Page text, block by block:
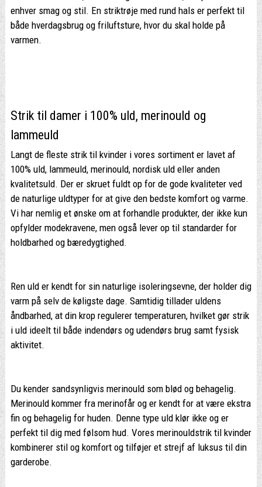
enhver smag og stil. En striktrøje med rund hals er perfekt til
både hverdagsbrug og friluftsture, hvor du skal holde på
varmen.
Strik til damer i 100% uld, merinould og
lammeuld
Langt de fleste strik til kvinder i vores sortiment er lavet af
100% uld, lammeuld, merinould, nordisk uld eller anden
kvalitetsuld. Der er skruet fuldt op for de gode kvaliteter ved
de naturlige uldtyper for at give den bedste komfort og varme.
Vi har nemlig et ønske om at forhandle produkter, der ikke kun
opfylder modekravene, men også lever op til standarder for
holdbarhed og bæredygtighed.
Ren uld er kendt for sin naturlige isoleringsevne, der holder dig
varm på selv de køligste dage. Samtidig tillader uldens
åndbarhed, at din krop regulerer temperaturen, hvilket gør strik
i uld ideelt til både indendørs og udendørs brug samt fysisk
aktivitet.
Du kender sandsynligvis merinould som blød og behagelig.
Merinould kommer fra merinofår og er kendt for at være ekstra
fin og behagelig for huden. Denne type uld klør ikke og er
perfekt til dig med følsom hud. Vores merinouldstrik til kvinder
kombinerer stil og komfort og tilføjer et strejf af luksus til din
garderobe.